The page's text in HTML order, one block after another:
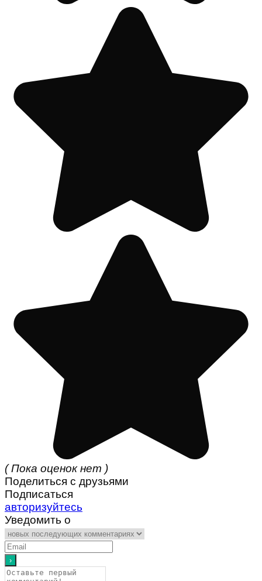
( Пока оценок нет )
Поделиться с друзьями
Подписаться
авторизуйтесь
Уведомить о